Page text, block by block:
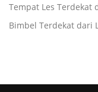
Tempat Les Terdekat
Bimbel Terdekat dari